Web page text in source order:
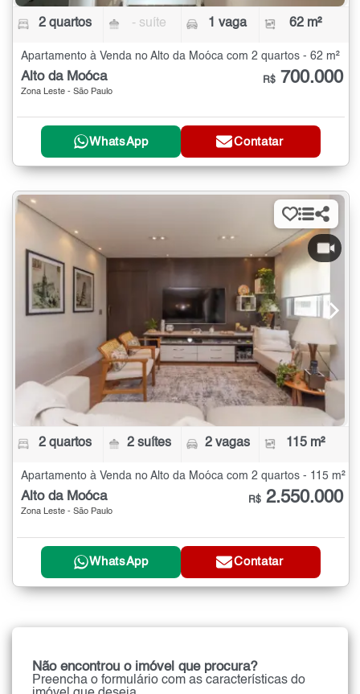
2 quartos - suíte 1 vaga 62 m²
Apartamento à Venda no Alto da Moóca com 2 quartos - 62 m²
Alto da Moóca
Zona Leste - São Paulo
R$ 700.000
WhatsApp Contatar
2 quartos 2 suítes 2 vagas 115 m²
Apartamento à Venda no Alto da Moóca com 2 quartos - 115 m²
Alto da Moóca
Zona Leste - São Paulo
R$ 2.550.000
WhatsApp Contatar
Não encontrou o imóvel que procura?
Preencha o formulário com as características do